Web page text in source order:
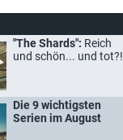
"The Shards": Reich
und schön... und tot?!
Die 9 wichtigsten
Serien im August